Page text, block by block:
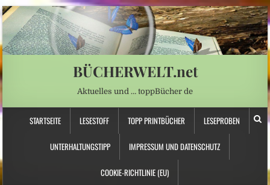
BÜCHERWELT.net
Aktuelles und … toppBücher de
STARTSEITE LESESTOFF TOPP PRINTBÜCHER LESEPROBEN
UNTERHALTUNGSTIPP IMPRESSUM UND DATENSCHUTZ
COOKIE-RICHTLINIE (EU)